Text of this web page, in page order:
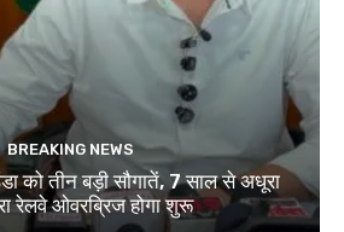
BREAKING NEWS
को तीन बड़ी सौगातें, 7 साल से अधूरा
रेलवे ओवरब्रिज होगा शुरू